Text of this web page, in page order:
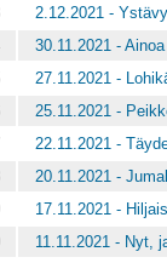
2.12.2021 -
30.11.2021 -
27.11.2021 -
25.11.2021 -
22.11.2021 -
20.11.2021 -
17.11.2021 -
11.11.2021 - Nyt,